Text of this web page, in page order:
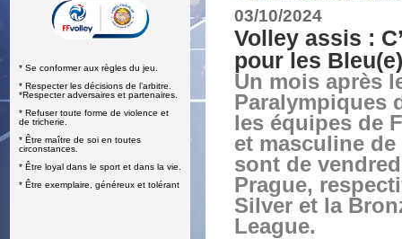
* Se conformer aux règles du jeu.
* Respecter les décisions de l’arbitre.
*Respecter adversaires et partenaires.
* Refuser toute forme de violence et
de tricherie.
* Être maître de soi en toutes
circonstances.
* Être loyal dans le sport et dans la vie.
* Être exemplaire, généreux et tolérant
03/10/2024
Volley assis :
pour les
Un mois après
Paralympiques
les équipes de
et masculine
sont de
Prague,
Silver et la
League.